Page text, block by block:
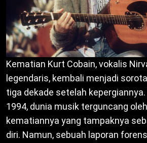
Kematian Kurt Cobain, vokalis
legendaris, kembali menjadi
tiga dekade setelah kepergiannya.
1994, dunia musik terguncang
kematiannya yang tampaknya
diri. Namun, sebuah laporan